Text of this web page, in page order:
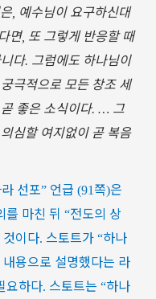
, 예수님이 요구하신대
면, 또 그렇게 반응할 때
다. 그럼에도 하나님이
궁극적으로 모든 창조 세
곧 좋은 소식이다. … 그
의심할 여지없이 곧 복음
선포” 언급 (91 쪽)은
를 마친 뒤 “전도의 상
것이다. 스토트가 “하나
내용으로 설명했다는 라
요하다. 스토트는 “하나